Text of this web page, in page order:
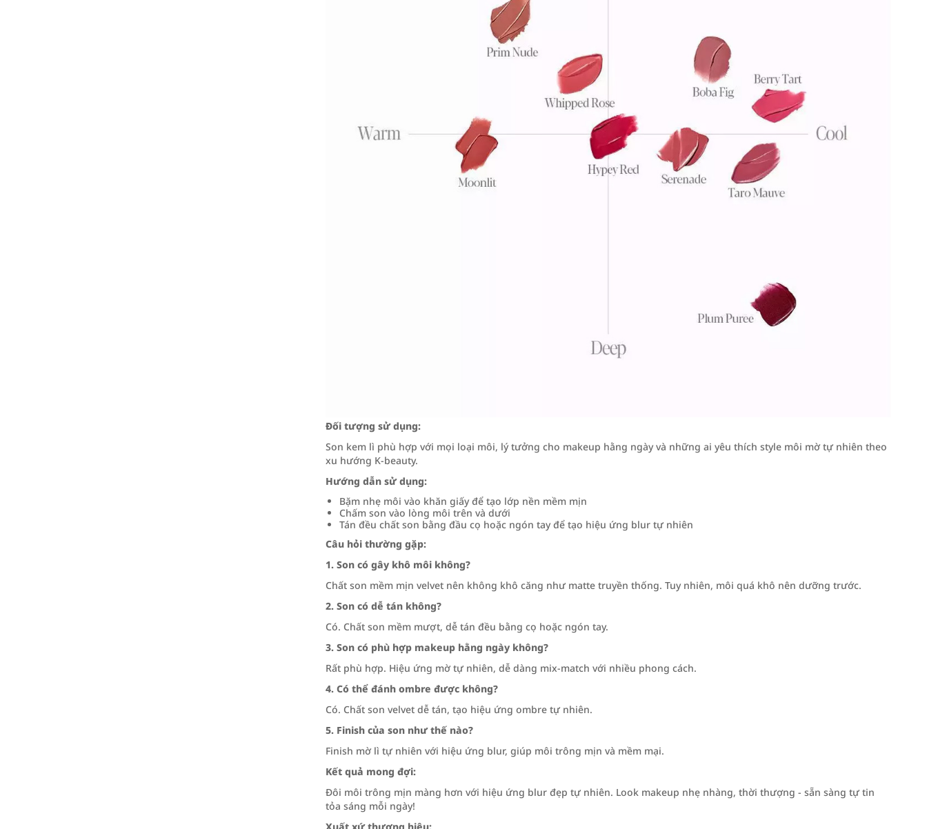
Đối tượng sử dụng:
Son kem lì phù hợp với mọi loại môi, lý tưởng cho makeup hằng ngày và những ai yêu thích style môi mờ tự nhiên theo
xu hướng K-beauty.
Hướng dẫn sử dụng:
Bặm nhẹ môi vào khăn giấy để tạo lớp nền mềm mịn
Chấm son vào lòng môi trên và dưới
Tán đều chất son bằng đầu cọ hoặc ngón tay để tạo hiệu ứng blur tự nhiên
Câu hỏi thường gặp:
1. Son có gây khô môi không?
Chất son mềm mịn velvet nên không khô căng như matte truyền thống. Tuy nhiên, môi quá khô nên dưỡng trước.
2. Son có dễ tán không?
Có. Chất son mềm mượt, dễ tán đều bằng cọ hoặc ngón tay.
3. Son có phù hợp makeup hằng ngày không?
Rất phù hợp. Hiệu ứng mờ tự nhiên, dễ dàng mix-match với nhiều phong cách.
4. Có thể đánh ombre được không?
Có. Chất son velvet dễ tán, tạo hiệu ứng ombre tự nhiên.
5. Finish của son như thế nào?
Finish mờ lì tự nhiên với hiệu ứng blur, giúp môi trông mịn và mềm mại.
Kết quả mong đợi:
Đôi môi trông mịn màng hơn với hiệu ứng blur đẹp tự nhiên. Look makeup nhẹ nhàng, thời thượng - sẵn sàng tự tin
tỏa sáng mỗi ngày!